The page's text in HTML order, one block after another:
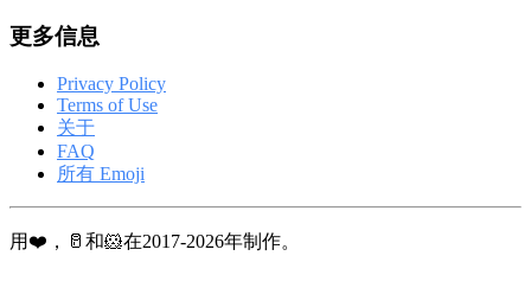
更多信息
Privacy Policy
Terms of Use
关于
FAQ
所有 Emoji
用❤️，🥛和🐹在2017-2026年制作。